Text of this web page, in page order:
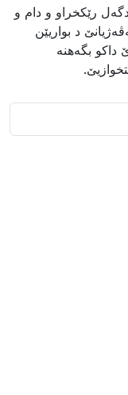
رێکخراو و دام و
د بواریێن
داکو بگەهنە